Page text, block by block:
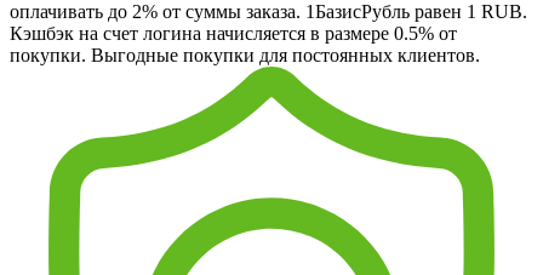
оплачивать до 2% от суммы заказа. 1БазисРубль равен 1 RUB.
Кэшбэк на счет логина начисляется в размере 0.5% от
покупки. Выгодные покупки для постоянных клиентов.